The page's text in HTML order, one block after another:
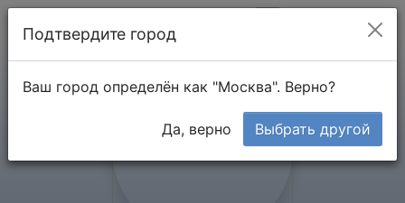
Подтвердите город
Ваш город определён как "Москва". Верно?
Да, верно Выбрать другой